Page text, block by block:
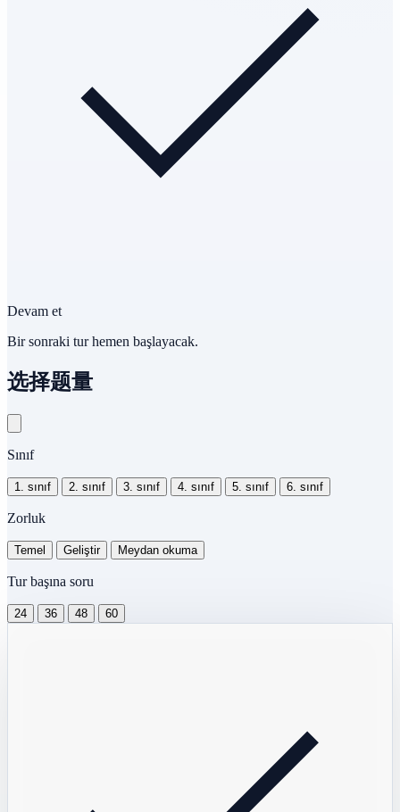
Devam et
Bir sonraki tur hemen başlayacak.
选择题量
Sınıf
1. sınıf 2. sınıf 3. sınıf 4. sınıf 5. sınıf 6. sınıf
Zorluk
Temel Geliştir Meydan okuma
Tur başına soru
24 36 48 60